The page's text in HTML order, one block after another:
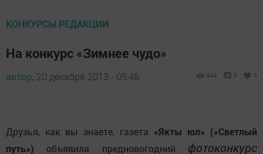
КОНКУРСЫ РЕДАКЦИИ
На конкурс «Зимнее чудо»
автор, 20 декабря 2013 - 05:46 644 0 0
Друзья, как вы знаете, газета «Якты юл» («Светлый
путь») объявила предновогодний фотоконкурс